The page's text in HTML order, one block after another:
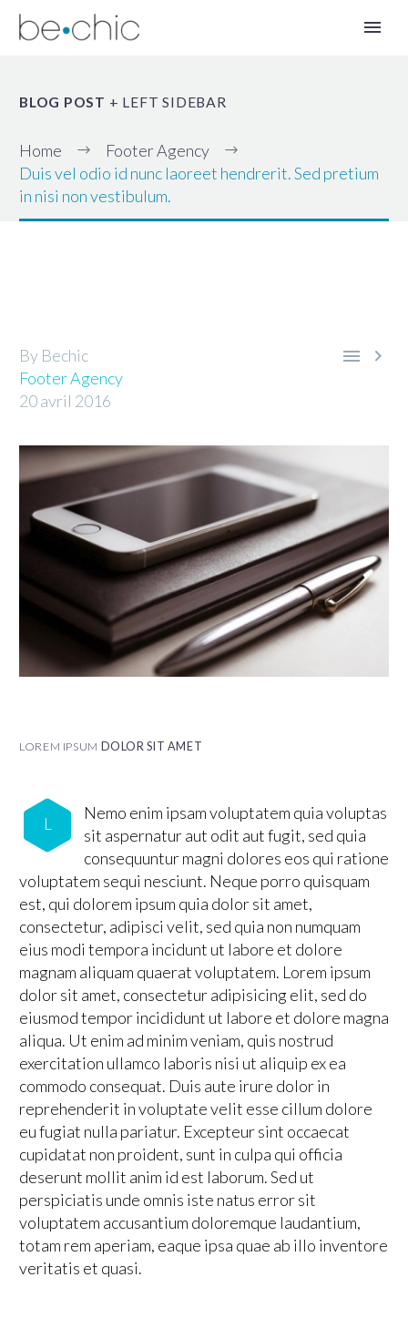
BLOG POST + LEFT SIDEBAR
Home
Footer Agency
Duis vel odio id nunc laoreet hendrerit. Sed pretium
in nisi non vestibulum.
 
By Bechic
Footer Agency
20 avril 2016
LOREM IPSUM DOLOR SIT AMET
L
Nemo enim ipsam voluptatem quia voluptas
sit aspernatur aut odit aut fugit, sed quia
consequuntur magni dolores eos qui ratione
voluptatem sequi nesciunt. Neque porro quisquam
est, qui dolorem ipsum quia dolor sit amet,
consectetur, adipisci velit, sed quia non numquam
eius modi tempora incidunt ut labore et dolore
magnam aliquam quaerat voluptatem. Lorem ipsum
dolor sit amet, consectetur adipisicing elit, sed do
eiusmod tempor incididunt ut labore et dolore magna
aliqua. Ut enim ad minim veniam, quis nostrud
exercitation ullamco laboris nisi ut aliquip ex ea
commodo consequat. Duis aute irure dolor in
reprehenderit in voluptate velit esse cillum dolore
eu fugiat nulla pariatur. Excepteur sint occaecat
cupidatat non proident, sunt in culpa qui officia
deserunt mollit anim id est laborum. Sed ut
perspiciatis unde omnis iste natus error sit
voluptatem accusantium doloremque laudantium,
totam rem aperiam, eaque ipsa quae ab illo inventore
veritatis et quasi.